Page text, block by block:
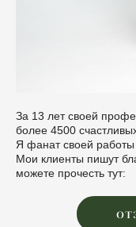
За 13 лет своей
более 4500
Я фанат своей
Мои клиенты пишут
можете прочесть тут: